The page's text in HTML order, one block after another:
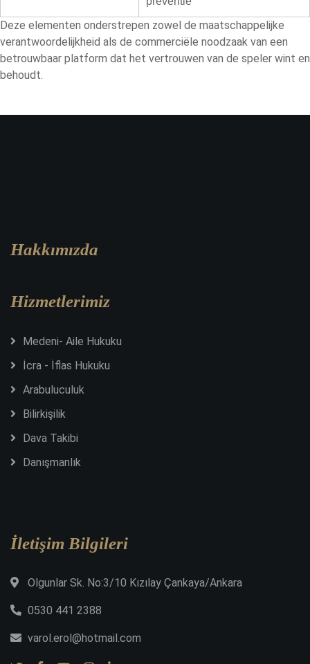
Deze elementen onderstrepen zowel de maatschappelijke
verantwoordelijkheid als de commerciële noodzaak van een
betrouwbaar platform dat het vertrouwen van de speler wint en
behoudt.
Hakkımızda
Hizmetlerimiz
Medeni- Aile Hukuku
İcra - İflas Hukuku
Arabuluculuk
Bilirkişilik
Dava Takibi
Danışmanlık
İletişim Bilgileri
Olgunlar Sk. No:3/10 Kızılay Çankaya/Ankara
0530 441 2388
varol.erol@hotmail.com